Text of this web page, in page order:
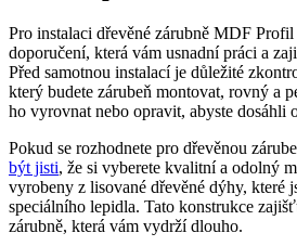
Pro instalaci dřevěné zárubně MDF
doporučení, která vám usnadní práci a
Před samotnou instalací je důležité
který budete zárubeň montovat, rovný a
ho vyrovnat nebo opravit, abyste dosáhli
Pokud se rozhodnete pro dřevěnou
být jisti, že si vyberete kvalitní a odolný
vyrobeny z lisované dřevěné dýhy, které
speciálního lepidla. Tato konstrukce
zárubně, která vám vydrží dlouho.